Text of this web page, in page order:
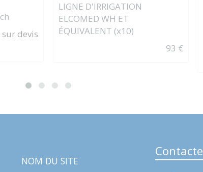
sur devis
LIGNE D'IRRIGATION
ELCOMED WH ET
ÉQUIVALENT (x10)
93 €
NOM DU SITE